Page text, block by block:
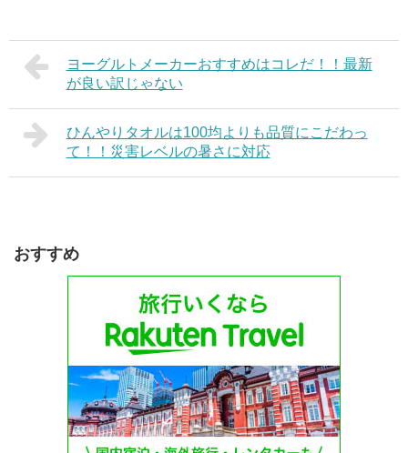
ヨーグルトメーカーおすすめはコレだ！！最新
が良い訳じゃない
ひんやりタオルは100均よりも品質にこだわっ
て！！災害レベルの暑さに対応
おすすめ